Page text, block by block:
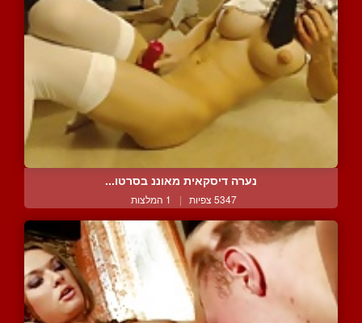
נערה דיסקאית מאוננ בסרטו...
5347 צפיות | 1 המלצות